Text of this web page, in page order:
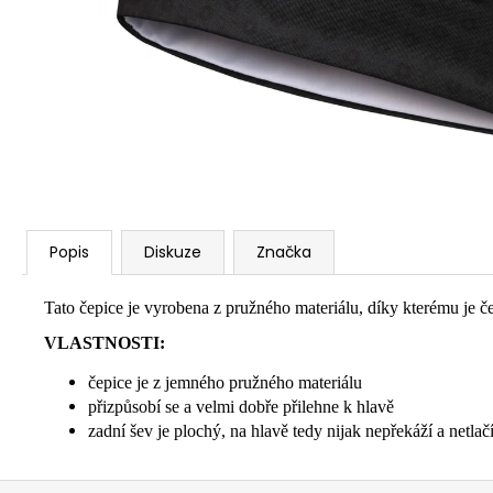
Popis Diskuze Značka
Tato čepice je vyrobena z pružného materiálu, díky kterému je
VLASTNOSTI:
čepice je z jemného pružného materiálu
přizpůsobí se a velmi dobře přilehne k hlavě
zadní šev je plochý, na hlavě tedy nijak nepřekáží a netlačí